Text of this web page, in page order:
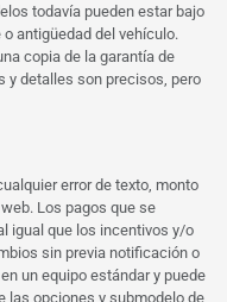
todavía pueden estar bajo
antigüedad del vehículo.
copia de la garantía de
y detalles son precisos, pero
error de texto, monto
Los pagos que se
igual que los incentivos y/o
sin previa notificación o
un equipo estándar y puede
las opciones y submodelo de